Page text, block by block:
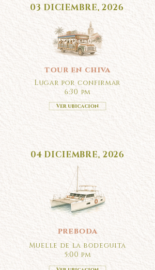
03 DICIEMBRE, 2026
tour en chiva
Lugar por confirmar
6:30 pm
Ver ubicacion
04 DICIEMBRE, 2026
preboda
Muelle de la bodeguita
5:00 pm